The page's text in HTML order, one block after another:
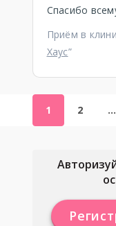
Спасибо
Приём в
Хаус”
1 2 …